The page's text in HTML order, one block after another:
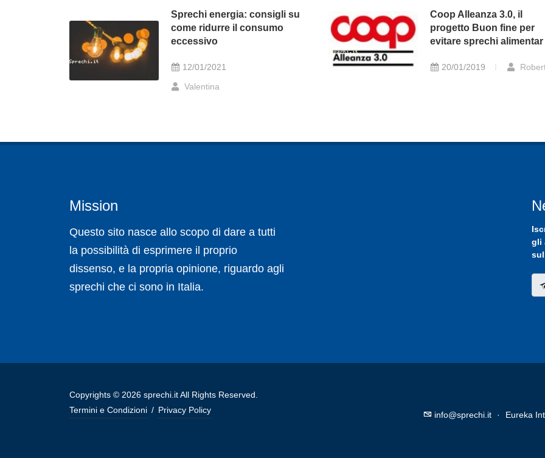
Sprechi energia: consigli su
come ridurre il consumo
eccessivo
12/01/2021
Valentina
Coop Alleanza 3.0, il
progetto Buon fine per
evitare sprechi alimentar
20/01/2019
Mission
Questo sito nasce allo scopo di dare a tutti
la possibilità di esprimere il proprio
dissenso, e la propria opinione, riguardo agli
sprechi che ci sono in Italia.
gli
Copyrights © 2026 sprechi.it All Rights Reserved.
Termini e Condizioni / Privacy Policy info@sprechi.it · Eureka